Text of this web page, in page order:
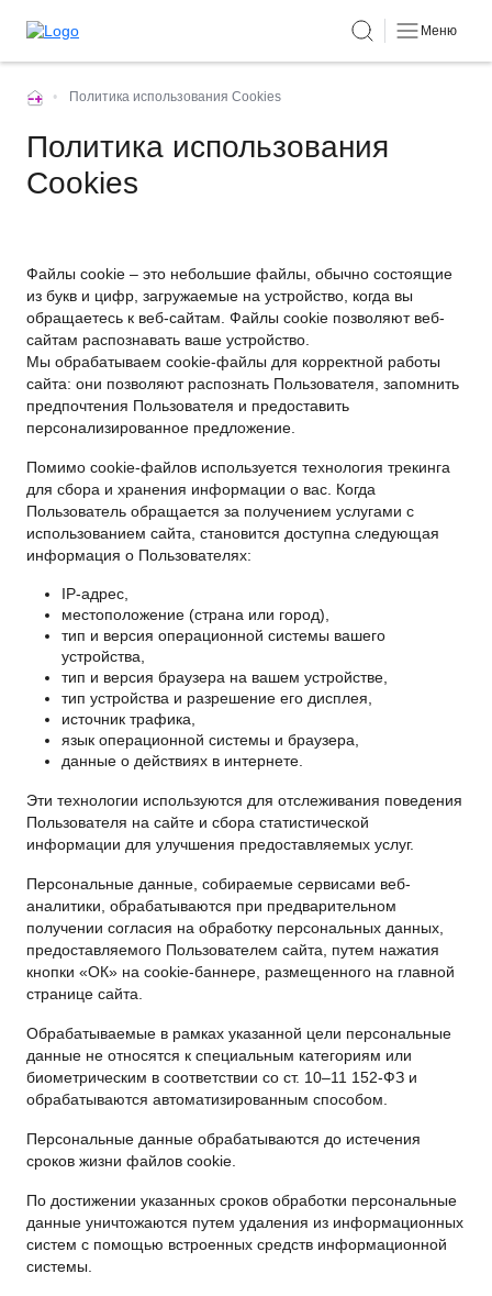
Меню
• Политика использования Cookies
Политика использования
Cookies
Файлы cookie – это небольшие файлы, обычно состоящие
из букв и цифр, загружаемые на устройство, когда вы
обращаетесь к веб-сайтам. Файлы cookie позволяют веб-
сайтам распознавать ваше устройство.
Мы обрабатываем cookie-файлы для корректной работы
сайта: они позволяют распознать Пользователя, запомнить
предпочтения Пользователя и предоставить
персонализированное предложение.
Помимо cookie-файлов используется технология трекинга
для сбора и хранения информации о вас. Когда
Пользователь обращается за получением услугами с
использованием сайта, становится доступна следующая
информация о Пользователях:
IP-адрес,
местоположение (страна или город),
тип и версия операционной системы вашего
устройства,
тип и версия браузера на вашем устройстве,
тип устройства и разрешение его дисплея,
источник трафика,
язык операционной системы и браузера,
данные о действиях в интернете.
Эти технологии используются для отслеживания поведения
Пользователя на сайте и сбора статистической
информации для улучшения предоставляемых услуг.
Персональные данные, собираемые сервисами веб-
аналитики, обрабатываются при предварительном
получении согласия на обработку персональных данных,
предоставляемого Пользователем сайта, путем нажатия
кнопки «ОК» на cookie-баннере, размещенного на главной
странице сайта.
Обрабатываемые в рамках указанной цели персональные
данные не относятся к специальным категориям или
биометрическим в соответствии со ст. 10–11 152-ФЗ и
обрабатываются автоматизированным способом.
Персональные данные обрабатываются до истечения
сроков жизни файлов cookie.
По достижении указанных сроков обработки персональные
данные уничтожаются путем удаления из информационных
систем с помощью встроенных средств информационной
системы.